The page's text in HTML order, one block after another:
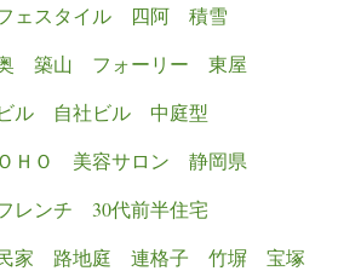
ェスタイル 四阿
積雪
築山 フォーリー
東屋
ル 自社ビル
中庭型
ＨＯ 美容サロン
静岡県
レンチ
30代前半住宅
家 路地庭 連格子 竹塀
宝塚